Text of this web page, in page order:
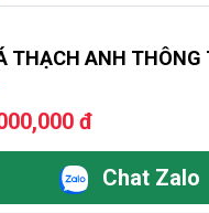
THẠCH ANH THÔNG
đ
Chat Zalo